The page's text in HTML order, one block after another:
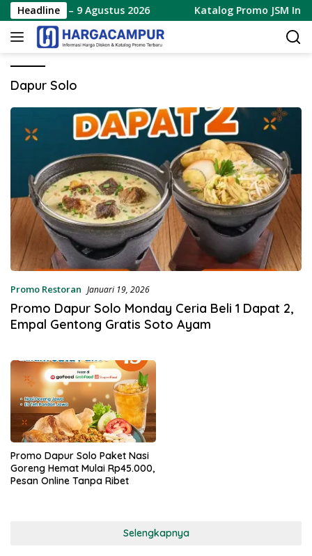
Langsung
ke
konten
Headline7 – 9 Agustus 2026 Katalog Promo JSM
Dapur Solo
Promo Restoran Januari 19, 2026
Promo Dapur Solo Monday Ceria Beli 1 Dapat 2,
Empal Gentong Gratis Soto Ayam
Promo Dapur Solo Paket Nasi
Goreng Hemat Mulai Rp45.000,
Pesan Online Tanpa Ribet
Selengkapnya